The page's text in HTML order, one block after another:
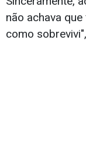
não achava
como